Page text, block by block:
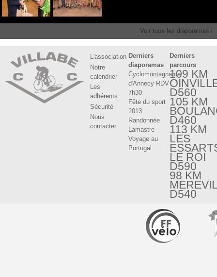
Voir tous les diaporamas
L'association
Notre
calendrier
Les
adhérents
Sécurité
Nous
contacter
Derniers
diaporamas
Cyclomontagnarde
d'Annecy RDV
7h30
Fête du sport
2013
Randonnée
Lamastre
Voyage au
Portugal
Derniers
parcours
109 KM
D560
105 KM
D460
113 KM
LES
LE ROI
D590
98 KM
D540